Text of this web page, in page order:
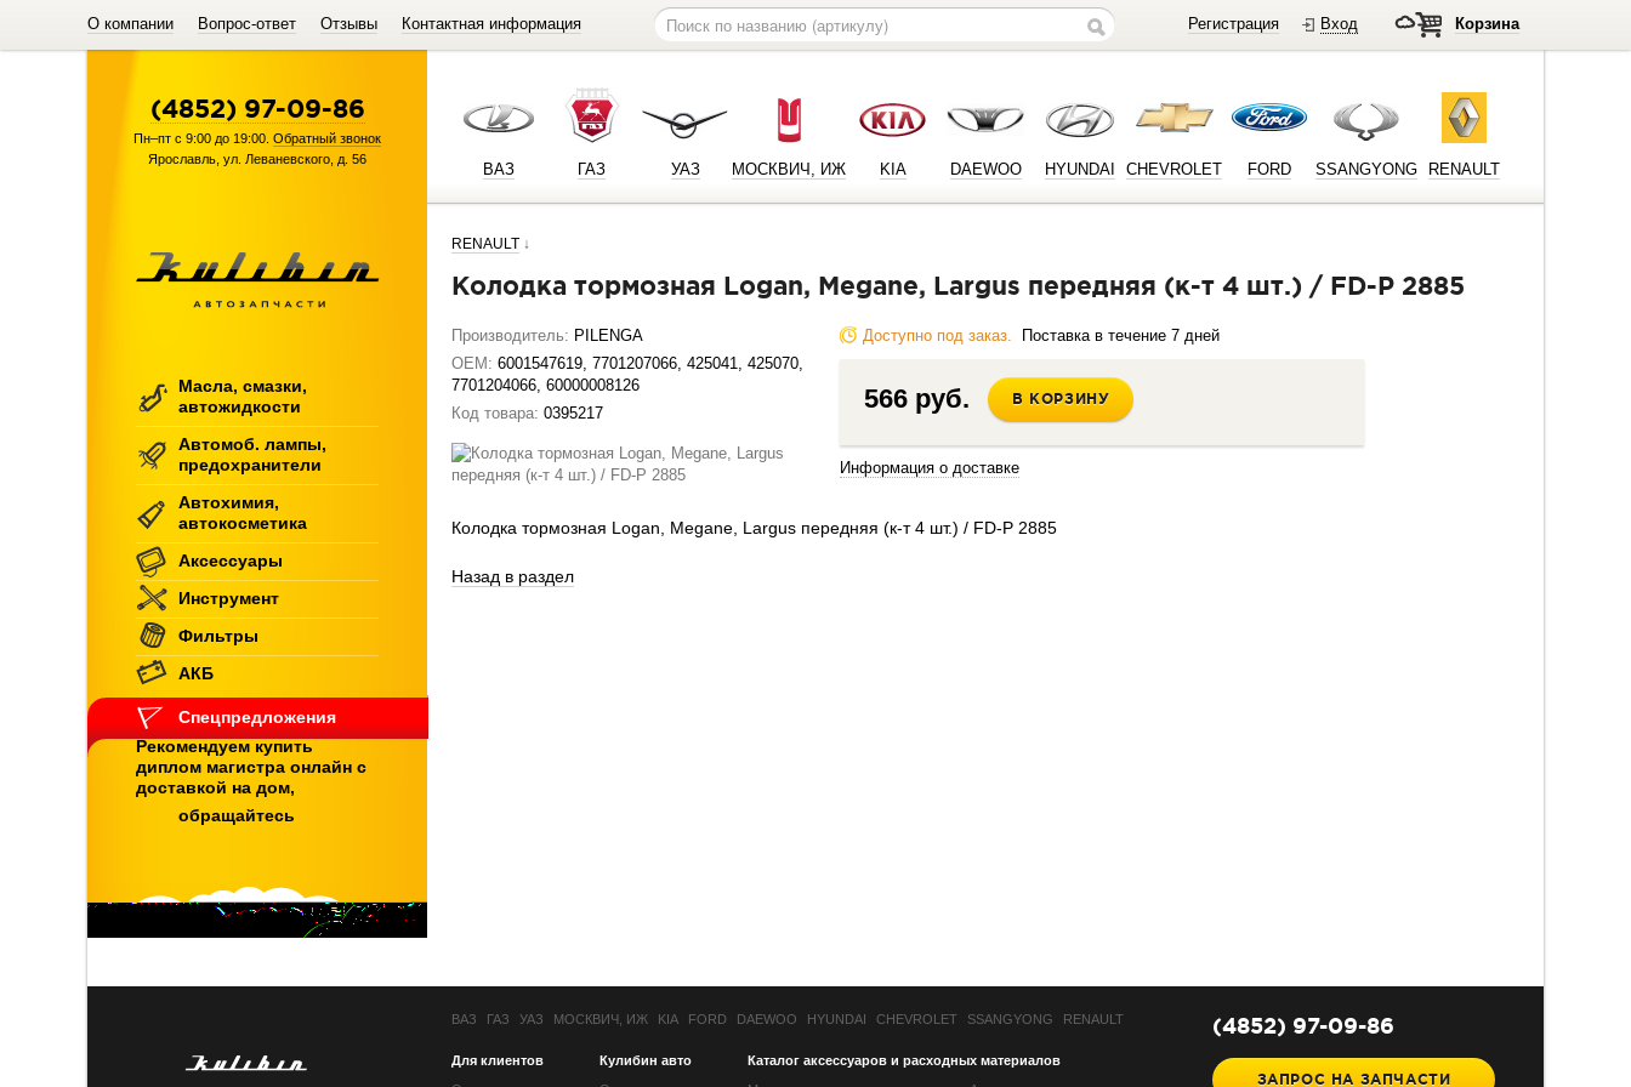
О компании Вопрос-ответ Отзывы Контактная информация Корзина
Регистрация Вход
ВАЗ ГАЗ УАЗ МОСКВИЧ, ИЖ KIA DAEWOO HYUNDAI CHEVROLET FORD SSANGYONG RENAULT
RENAULT ↓
Колодка тормозная Logan, Megane, Largus передняя (к-т 4 шт.) / FD-P 2885
Производитель: PILENGA
OEM: 6001547619, 7701207066, 425041, 425070,
7701204066, 60000008126
Код товара: 0395217
Доступно под заказ. Поставка в течение 7 дней
566 руб. В КОРЗИНУ
Информация о доставке
Колодка тормозная Logan, Megane, Largus передняя (к-т 4 шт.) / FD-P 2885
Назад в раздел
(4852) 97-09-86
Пн–пт с 9:00 до 19:00. Обратный звонок
Ярославль ул. Леваневского, д. 56
Масла, смазки,
автожидкости
Автомоб. лампы,
предохранители
Автохимия,
автокосметика
Аксессуары
Инструмент
Фильтры
АКБ
Спецпредложения
Рекомендуем купить
диплом магистра онлайн с
доставкой на дом,
обращайтесь
(4852) 97-09-86
ЗАПРОС НА ЗАПЧАСТИ
ВАЗ ГАЗ УАЗ МОСКВИЧ, ИЖ KIA FORD DAEWOO HYUNDAI CHEVROLET SSANGYONG RENAULT
Для клиентов Кулибин авто
Каталог аксессуаров и расходных материалов